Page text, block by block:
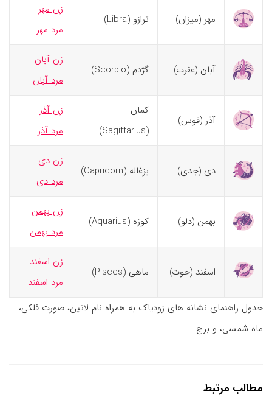
مهر (میزان) ترازو (Libra)
زن مهر
مرد مهر
آبان (عقرب) گژدم (Scorpio)
زن آبان
مرد آبان
آذر (قوس)
کمان
(Sagittarius)
زن آذر
مرد آذر
دی (جدی) بزغاله (Capricorn)
زن دی
مرد دی
بهمن (دلو) کوزه (Aquarius)
زن بهمن
مرد بهمن
اسفند (حوت) ماهی (Pisces)
زن اسفند
مرد اسفند
جدول راهنمای نشانه های زودیاک به همراه نام لاتین، صورت فلکی،
ماه شمسی، و برج
مطالب مرتبط